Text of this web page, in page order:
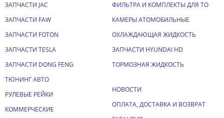
ЗАПЧАСТИ JAC
ЗАПЧАСТИ FAW
ЗАПЧАСТИ FOTON
ЗАПЧАСТИ TESLA
ЗАПЧАСТИ DONG FENG
ТЮНИНГ АВТО
РУЛЕВЫЕ РЕЙКИ
КОММЕРЧЕСКИЕ
ФИЛЬТРА И КОМПЛЕКТЫ ДЛЯ ТО
КАМЕРЫ АТОМОБИЛЬНЫЕ
ОХЛАЖДАЮЩАЯ ЖИДКОСТЬ
ЗАПЧАСТИ HYUNDAI HD
ТОРМОЗНАЯ ЖИДКОСТЬ
НОВОСТИ
ОПЛАТА, ДОСТАВКА И ВОЗВРАТ